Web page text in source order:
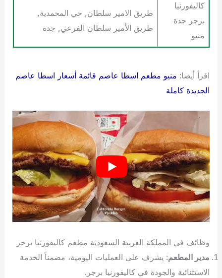
كاليفورنيا
برجر جدة
منيو
طريق الامير سلطان, حي المحمدية,
طريق الأمير سلطان الفرعي, جدة
اقرأ أيضا: منيو مطعم اسطا عاصم قائمة أسعار اسطا عاصم
الجديدة كاملة
وظائف في المملكة العربية السعودية مطعم كاليفورنيا برجر
مدير المطعم: يشرف على العمليات اليومية، مضمناً الخدمة
الاستثنائية والجودة في كاليفورنيا برجر.